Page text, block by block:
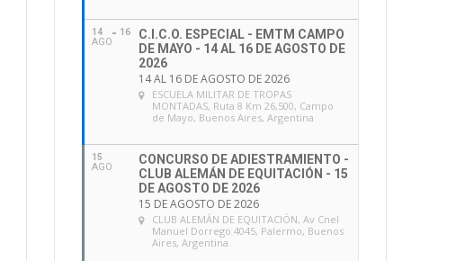
14
AGO
16
C.I.C.O. ESPECIAL - EMTM CAMPO
DE MAYO - 14 AL 16 DE AGOSTO DE
2026
14 AL 16 DE AGOSTO DE 2026
ESCUELA MILITAR DE TROPAS
MONTADAS, Ruta 8 Km 26,500, Campo
de Mayo, Buenos Aires, Argentina
15
AGO
CONCURSO DE ADIESTRAMIENTO -
CLUB ALEMÁN DE EQUITACIÓN - 15
DE AGOSTO DE 2026
15 DE AGOSTO DE 2026
CLUB ALEMÁN DE EQUITACIÓN, Av Cnel
Manuel Dorrego 4045, Palermo, Buenos
Aires, Argentina